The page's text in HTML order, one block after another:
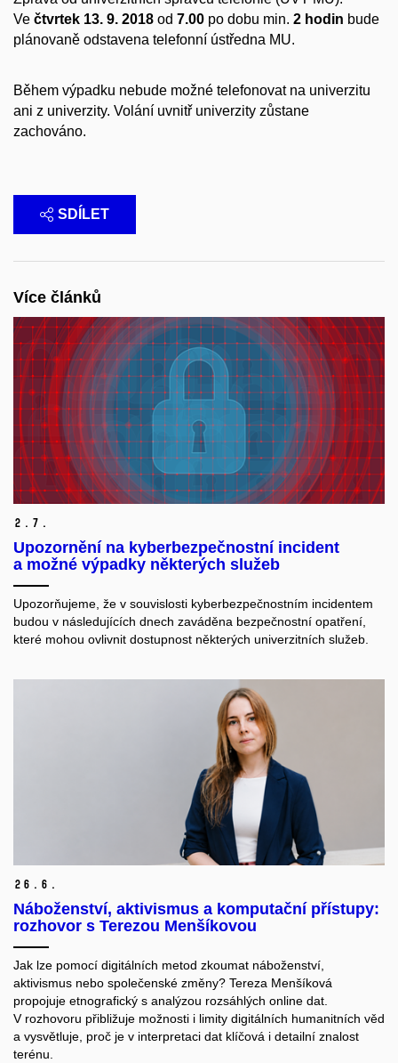
Ve čtvrtek 13. 9. 2018 od 7.00 po dobu min. 2 hodin bude
plánovaně odstavena telefonní ústředna MU.
Během výpadku nebude možné telefonovat na univerzitu
ani z univerzity. Volání uvnitř univerzity zůstane
zachováno.
SDÍLET
Více článků
2. 7.
Upozornění na kyberbezpečnostní incident
a možné výpadky některých služeb
Upozorňujeme, že v souvislosti kyberbezpečnostním incidentem
budou v následujících dnech zaváděna bezpečnostní opatření,
které mohou ovlivnit dostupnost některých univerzitních služeb.
26. 6.
Náboženství, aktivismus a komputační přístupy:
rozhovor s Terezou Menšíkovou
Jak lze pomocí digitálních metod zkoumat náboženství,
aktivismus nebo společenské změny? Tereza Menšíková
propojuje etnografický s analýzou rozsáhlých online dat.
V rozhovoru přibližuje možnosti i limity digitálních humanitních věd
a vysvětluje, proč je v interpretaci dat klíčová i detailní znalost
terénu